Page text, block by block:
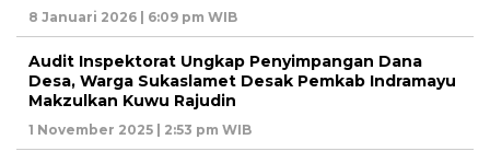
8 Januari 2026 | 6:09 pm WIB
Audit Inspektorat Ungkap Penyimpangan Dana
Desa, Warga Sukaslamet Desak Pemkab Indramayu
Makzulkan Kuwu Rajudin
1 November 2025 | 2:53 pm WIB